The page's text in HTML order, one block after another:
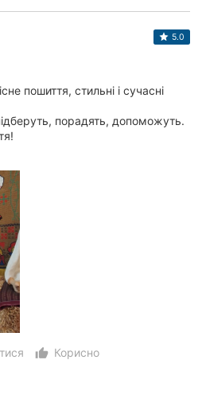
5.0
пошиття, стильні і сучасні
порадять, допоможуть.
thumb_up_alt
Корисно